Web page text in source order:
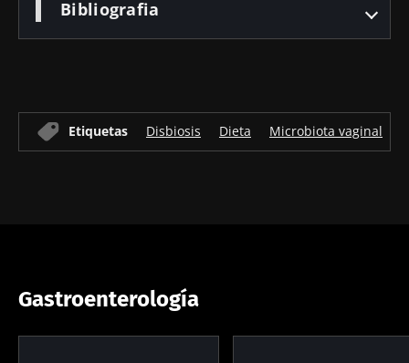
Bibliografia
Etiquetas Disbiosis Dieta Microbiota vaginal
Gastroenterología